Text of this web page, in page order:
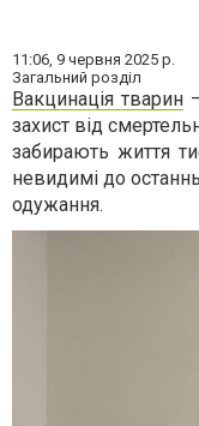
11:06, 9 червня 2025 р.
Загальний розділ
Вакцинація тварин
захист від
забирають життя
невидимі до
одужання.